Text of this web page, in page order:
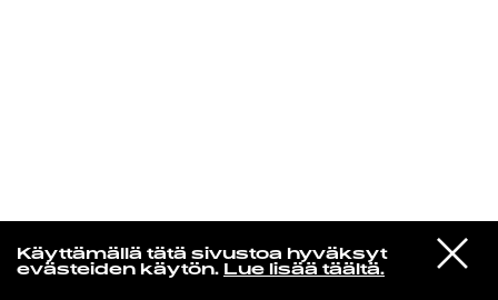
Käyttämällä tätä sivustoa hyväksyt
evästeiden käytön. Lue lisää täältä.
VIESTI
STUDIOON
Norpan maailma